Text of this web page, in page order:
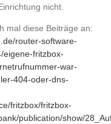
nicht.
mal diese Beiträge an:
router-software-
eigene-fritzbox-
war-
404-oder-dns-
fritzbox/fritzbox-
publication/show/